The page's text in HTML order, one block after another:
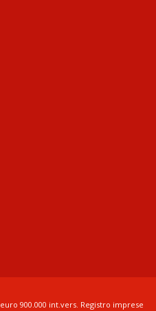
euro 900.000 int.vers. Registro imprese